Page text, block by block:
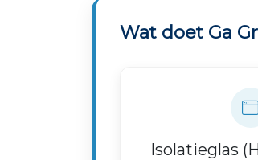
Wat doet Ga
Isolatieglas